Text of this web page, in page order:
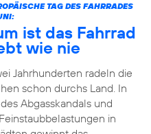
TAG DES FAHRRADES
ist das Fahrrad
wie nie
Jahrhunderten radeln die
schon durchs Land. In
Abgasskandals und
in